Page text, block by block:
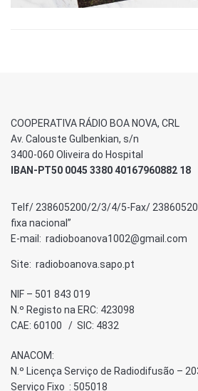
COOPERATIVA RÁDIO BOA NOVA, CRL
Av. Calouste Gulbenkian, s/n
3400-060 Oliveira do Hospital
IBAN-PT50 0045 3380 40167960882 18
Telf/ 238605200/2/3/4/5-Fax/
fixa nacional”
E-mail: radioboanova1002@gmail.com
Site: radioboanova.sapo.pt
NIF – 501 843 019
N.º Registo na ERC: 423098
CAE: 60100 / SIC: 4832
ANACOM:
N.º Licença Serviço de Radiodifusão –
Serviço Fixo : 505018